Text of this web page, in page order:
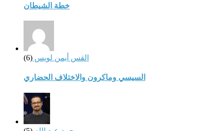
خطة الشيطان
القس أيمن لويس (6)
السيسي وماكرون والاختلاف الحضاري